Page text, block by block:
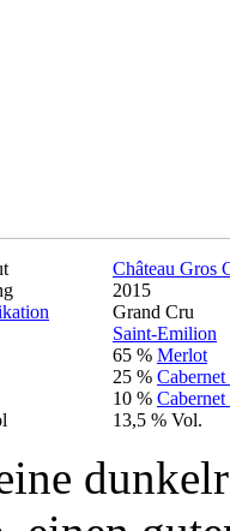
Château Gros
2015
Grand Cru
Saint-Emilion
65 % Merlot
25 % Cabernet
10 %
13,5 % Vol.